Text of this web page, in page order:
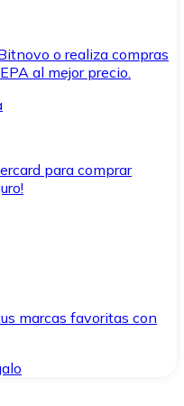
o realiza compras
al mejor precio.
para comprar
marcas favoritas con